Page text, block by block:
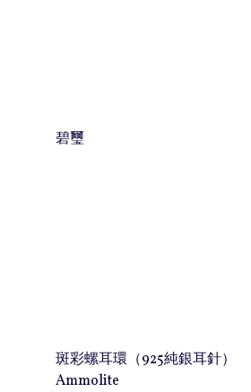
碧璽
斑彩螺耳環（925純銀耳針）
Ammolite